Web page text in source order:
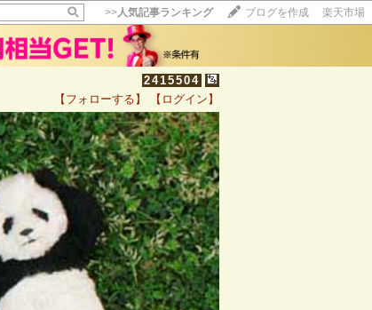
>>人気記事ランキング ブログを作成 楽天市場
2415504
【フォローする】 【ログイン】